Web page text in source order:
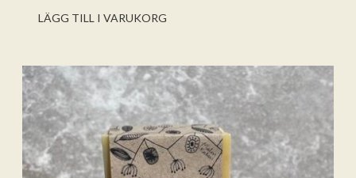
LÄGG TILL I VARUKORG